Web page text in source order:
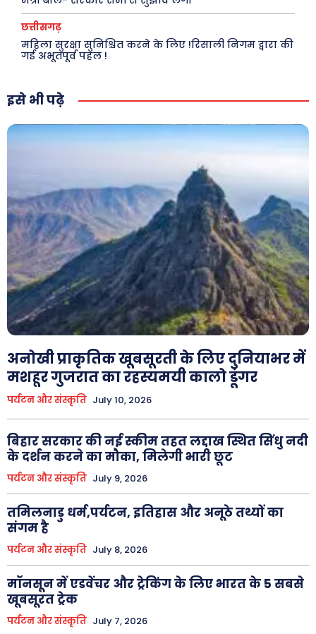
छत्तीसगढ़
महिला सुरक्षा सुनिश्चित करने के लिए !रिसाली निगम द्वारा की
गई अभूतपूर्व पहल !
इसे भी पढ़े
अनोखी प्राकृतिक खूबसूरती के लिए दुनियाभर में
मशहूर गुजरात का रहस्यमयी कालो डूंगर
पर्यटन और संस्कृति July 10, 2026
बिहार सरकार की नई स्कीम तहत लद्दाख स्थित सिंधु नदी
के दर्शन करने का मौका, मिलेगी भारी छूट
पर्यटन और संस्कृति July 9, 2026
तमिलनाडु धर्म,पर्यटन, इतिहास और अनूठे तथ्यों का
संगम है
पर्यटन और संस्कृति July 8, 2026
मॉनसून में एडवेंचर और ट्रेकिंग के लिए भारत के 5 सबसे
खूबसूरत ट्रेक
पर्यटन और संस्कृति July 7, 2026